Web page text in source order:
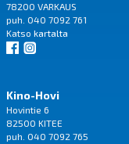
78200 VARKAUS
puh. 040 7092 761
Katso kartalta
Kino-Hovi
Hovintie 6
82500 KITEE
puh. 040 7092 765